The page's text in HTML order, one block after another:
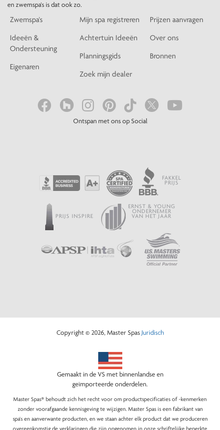
en zwemspa's is dat ook zo.
Zwemspa's
Ideeën &
Ondersteuning
Eigenaren
Mijn spa registreren
Achtertuin Ideeën
Planningsgids
Zoek mijn dealer
Prijzen aanvragen
Over ons
Bronnen
Ontspan met ons op Social
FAKKEL
PRIJS
PRIJS INSPIRE
ERNST & YOUNG
ONDERNEMER
VAN HET JAAR
Copyright © 2026, Master Spas Juridisch
Gemaakt in de VS met binnenlandse en
geïmporteerde onderdelen.
Master Spas® behoudt zich het recht voor om productspecificaties of -kenmerken
zonder voorafgaande kennisgeving te wijzigen. Master Spas is een fabrikant van
spa's en aanverwante producten, en we staan achter elk product dat we produceren
overeenkomstig de verklaringen die zijn opgenomen in onze schriftelijke beperkte